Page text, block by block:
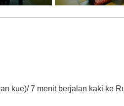
kue)/ 7 menit berjalan kaki ke